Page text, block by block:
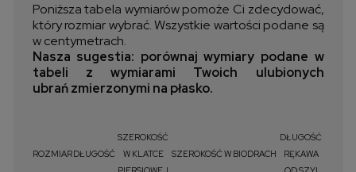
Poniższa tabela wymiarów pomoże Ci zdecydować,
który rozmiar wybrać. Wszystkie wartości podane są
w centymetrach.
Nasza sugestia: porównaj wymiary podane w
tabeli z wymiarami Twoich ulubionych
ubrań zmierzonymi na płasko.
ROZMIARDŁUGOŚĆ
SZEROKOŚĆ
W KLATCE
SZEROKOŚĆ W BIODRACH
DŁUGOŚĆ
RĘKAWA